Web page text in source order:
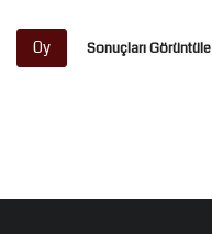
Oy Sonuçları Görüntüle